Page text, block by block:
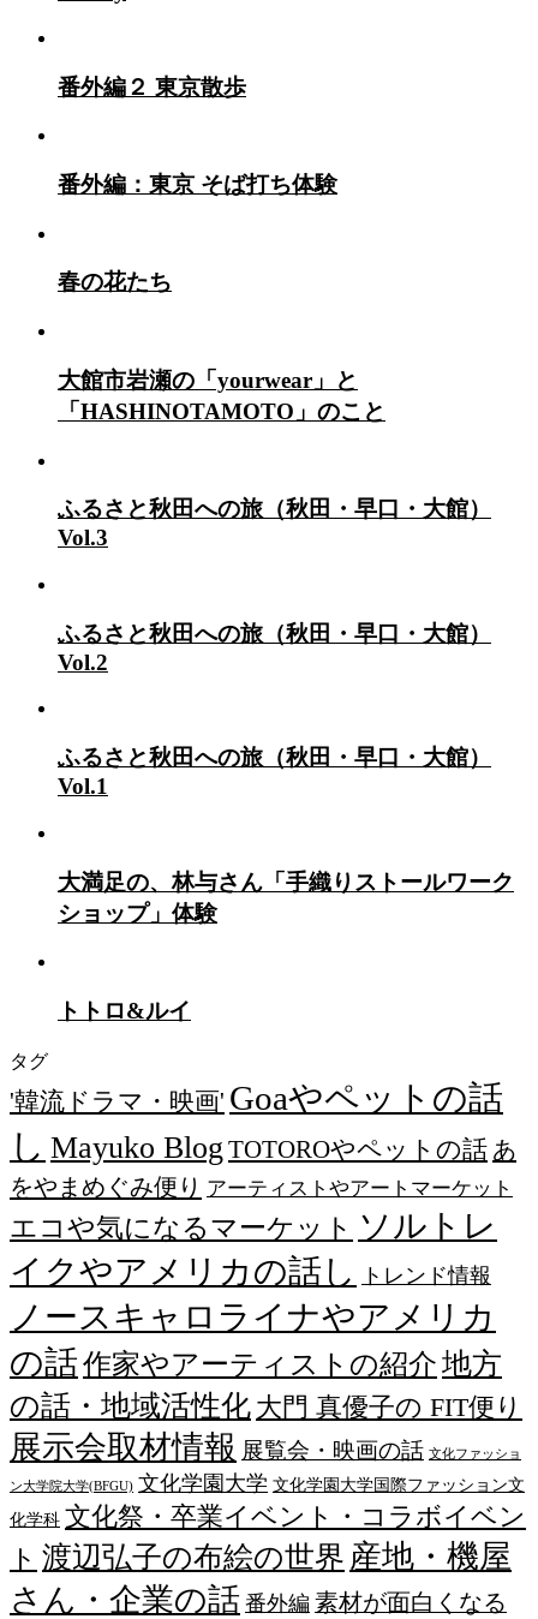
番外編２ 東京散歩
番外編：東京 そば打ち体験
春の花たち
大館市岩瀬の「yourwear」と
「HASHINOTAMOTO」のこと
ふるさと秋田への旅（秋田・早口・大館）
Vol.3
ふるさと秋田への旅（秋田・早口・大館）
Vol.2
ふるさと秋田への旅（秋田・早口・大館）
Vol.1
大満足の、林与さん「手織りストールワーク
ショップ」体験
トトロ&ルイ
タグ
'韓流ドラマ・映画' Goaやペットの話
し Mayuko Blog TOTOROやペットの話 あ
をやまめぐみ便り アーティストやアートマーケット
エコや気になるマーケット ソルトレ
イクやアメリカの話し
トレンド情報
ノースキャロライナやアメリカ
の話作家やアーティストの紹介地方
の話・地域活性化 大門 真優子の FIT便り
展示会取材情報 展覧会・映画の話 文化ファッショ
ン大学院大学(BFGU) 文化学園大学 文化学園大学国際ファッション文
化学科 文化祭・卒業イベント・コラボイベン
ト 渡辺弘子の布絵の世界 産地・機屋
さん・企業の話 番外編 素材が面白くなる